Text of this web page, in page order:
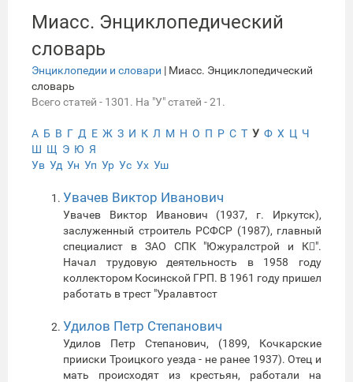
Миасс. Энциклопедический
словарь
Энциклопедии и словари | Миасс. Энциклопедический
словарь
Всего статей - 1301. На "У" статей - 21.
А Б В Г Д Е Ж З И К Л М Н О П Р С Т У Ф Х Ц Ч
Ш Щ Э Ю Я
Ув Уд Ун Уп Ур Ус Ух Уш
Увачев Виктор Иванович
Увачев Виктор Иванович (1937, г. Иркутск),
заслуженный строитель РСФСР (1987), главный
специалист в ЗАО СПК "Южуралстрой и К".
Начал трудовую деятельность в 1958 году
коллектором Косинской ГРП. В 1961 году пришел
работать в трест "Уралавтост
Удилов Петр Степанович
Удилов Петр Степанович, (1899, Кочкарские
прииски Троицкого уезда - не ранее 1937). Отец и
мать происходят из крестьян, работали на